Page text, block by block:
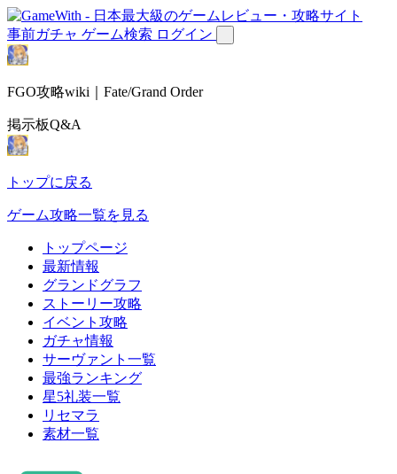
事前ガチャ ゲーム検索 ログイン
FGO攻略wiki｜Fate/Grand Order
掲示板Q&A
トップに戻る
ゲーム攻略一覧を見る
トップページ
最新情報
グランドグラフ
ストーリー攻略
イベント攻略
ガチャ情報
サーヴァント一覧
最強ランキング
星5礼装一覧
リセマラ
素材一覧